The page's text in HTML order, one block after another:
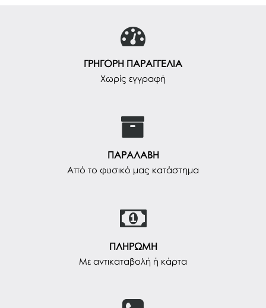
ΓΡΗΓΟΡΗ ΠΑΡΑΓΓΕΛΙΑ
Χωρίς εγγραφή
ΠΑΡΑΛΑΒΗ
Από το φυσικό μας κατάστημα
ΠΛΗΡΩΜΗ
Με αντικαταβολή ή κάρτα